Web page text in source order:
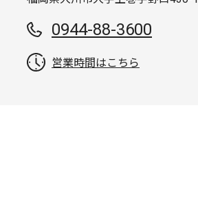
0944-88-3600
営業時間はこちら